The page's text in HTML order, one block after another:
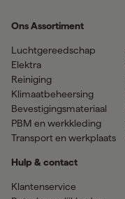
Ons Assortiment
Luchtgereedschap
Elektra
Reiniging
Klimaatbeheersing
Bevestigingsmateriaal
PBM en werkkleding
Transport en werkplaats
Hulp & contact
Klantenservice